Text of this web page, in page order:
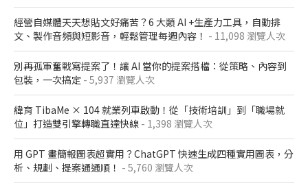
經營自媒體天天想貼文好痛苦？6 大類 AI +生產力工具，自動排
文、製作音頻與短影音，輕鬆管理每週內容！ - 11,098 瀏覽人次
別再孤軍奮戰寫提案了！讓 AI 當你的提案搭檔：從策略、內容到
包裝，一次搞定 - 5,937 瀏覽人次
緯育 TibaMe × 104 就業列車啟動！從「技術培訓」到「職場就
位」打造雙引擎轉職直達快線 - 1,398 瀏覽人次
用 GPT 畫簡報圖表超實用？ChatGPT 快速生成四種實用圖表，分
析、規劃、提案通通順！ - 5,760 瀏覽人次